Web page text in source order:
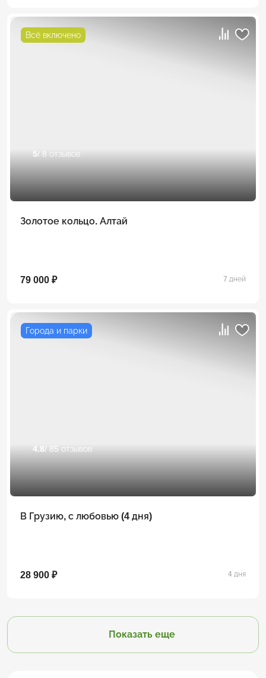
Всё включено
5/ 8 отзывов
Золотое кольцо. Алтай
79 000 ₽ 7 дней
Города и парки
4.8/ 85 отзывов
В Грузию, с любовью (4 дня)
28 900 ₽ 4 дня
Показать еще